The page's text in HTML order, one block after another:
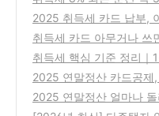
폭탄 맞습니다)
(0)
2025 취득세 카드 납부,
다
(0)
취득세 카드 아무거나 쓰
되는 카드 거의 없습니다
취득세 핵심 기준 정리｜
율이 갈린다
(0)
2025 연말정산 카드공제
서 단 하나! (신용 vs 체크
2025 연말정산 얼마나